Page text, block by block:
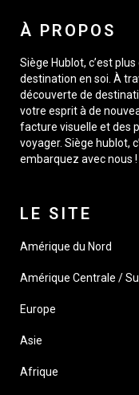
À PROPOS
Siège Hublot, c’est
destination en soi. À
découverte de
votre esprit à de
facture visuelle et des
voyager. Siège hublot,
embarquez avec nous !
LE SITE
Amérique du Nord
Amérique Centrale /
Europe
Asie
Afrique